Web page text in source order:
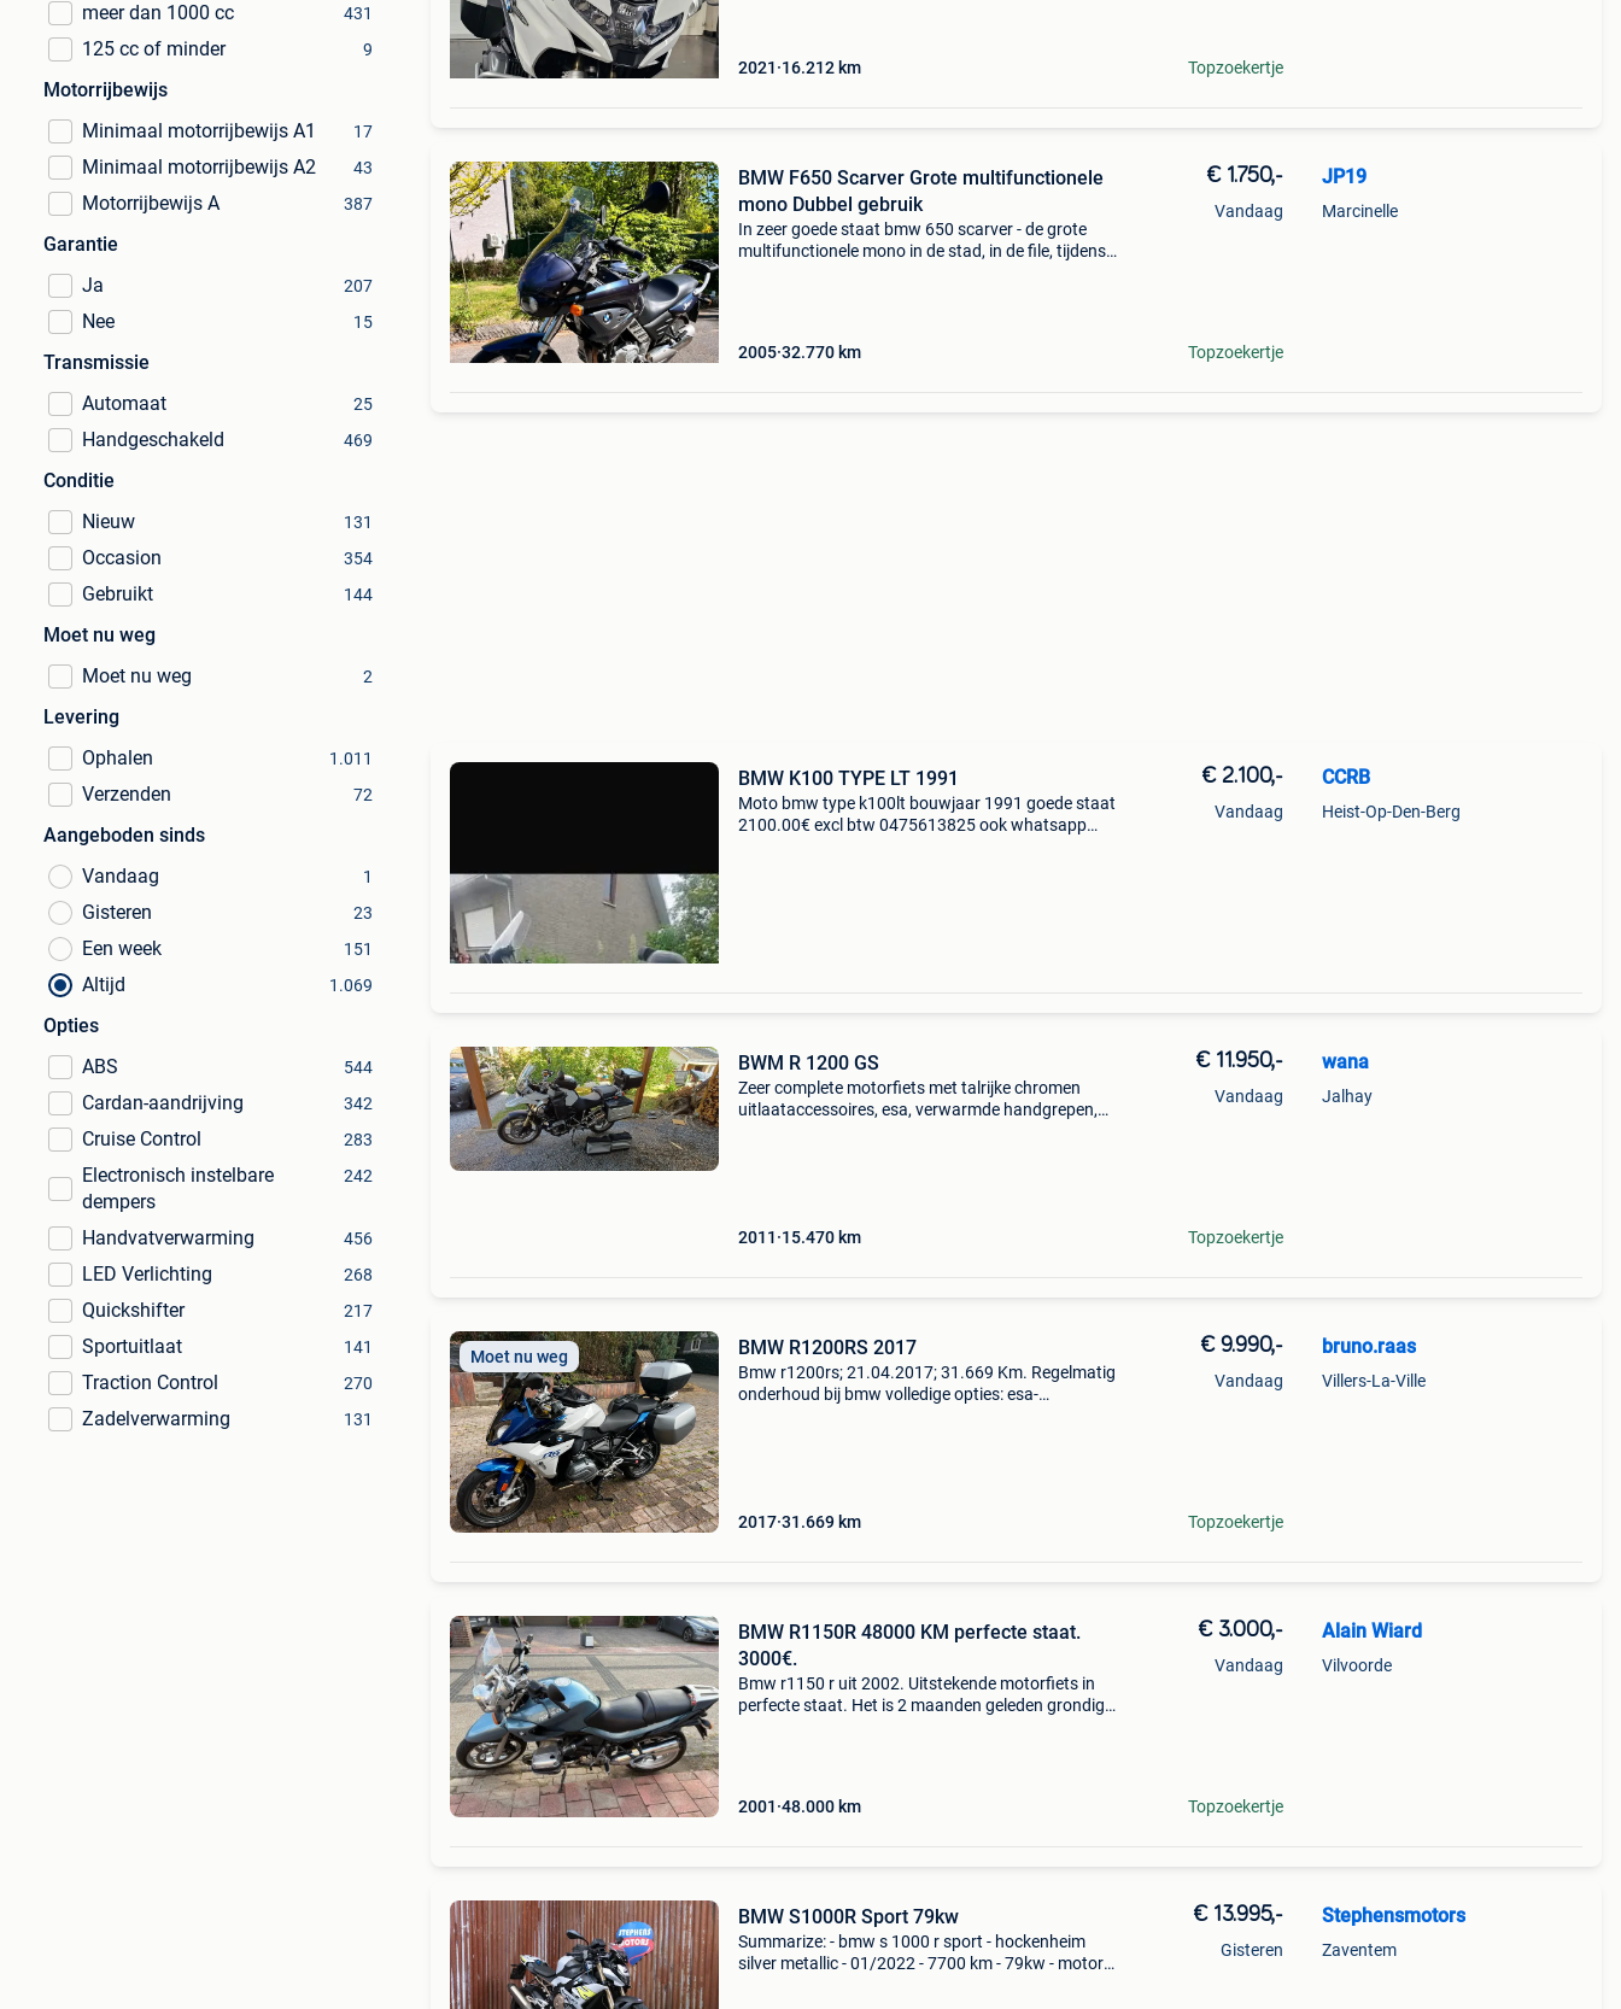
meer dan 1000 cc 431
125 cc of minder 9
Motorrijbewijs
Minimaal motorrijbewijs A1
17
Minimaal motorrijbewijs A2 43
Motorrijbewijs A 387
Garantie
Ja
207
Nee 15
Transmissie
Automaat
25
Handgeschakeld 469
Conditie
Nieuw
131
Occasion 354
Gebruikt 144
Moet nu weg
Moet nu weg
2
Levering
Ophalen
1.011
Verzenden 72
Aangeboden sinds
Vandaag
1
Gisteren 23
Een week 151
Altijd 1.069
Opties
ABS
544
Cardan-aandrijving 342
Cruise Control 283
Electronisch instelbare
dempers
242
Handvatverwarming 456
LED Verlichting 268
Quickshifter 217
Sportuitlaat 141
Traction Control 270
Zadelverwarming 131
2021 16.212 km Topzoekertje
BMW F650 Scarver Grote multifunctionele
mono Dubbel gebruik
In zeer goede staat bmw 650 scarver - de grote
multifunctionele mono in de stad, in de file, tijdens
2005 32.770 km
€ 1.750,-
Vandaag
Topzoekertje
JP19
Marcinelle
BMW K100 TYPE LT 1991
Moto bmw type k100lt bouwjaar 1991 goede staat
2100.00€ excl btw 0475613825 ook whatsapp
€ 2.100,-
Vandaag
CCRB
Heist-Op-Den-Berg
BWM R 1200 GS
Zeer complete motorfiets met talrijke chromen
uitlaataccessoires, esa, verwarmde handgrepen,
2011 15.470 km
€ 11.950,-
Vandaag
Topzoekertje
wana
Jalhay
Moet nu weg BMW R1200RS 2017
Bmw r1200rs; 21.04.2017; 31.669 Km. Regelmatig
onderhoud bij bmw volledige opties: esa-
2017 31.669 km
€ 9.990,-
Vandaag
Topzoekertje
bruno.raas
Villers-La-Ville
BMW R1150R 48000 KM perfecte staat.
3000€.
Bmw r1150 r uit 2002. Uitstekende motorfiets in
perfecte staat. Het is 2 maanden geleden grondig
2001 48.000 km
€ 3.000,-
Vandaag
Topzoekertje
Alain Wiard
Vilvoorde
BMW S1000R Sport 79kw
Summarize: - bmw s 1000 r sport - hockenheim
silver metallic - 01/2022 - 7700 km - 79kw - motor
€ 13.995,-
Gisteren
Stephensmotors
Zaventem